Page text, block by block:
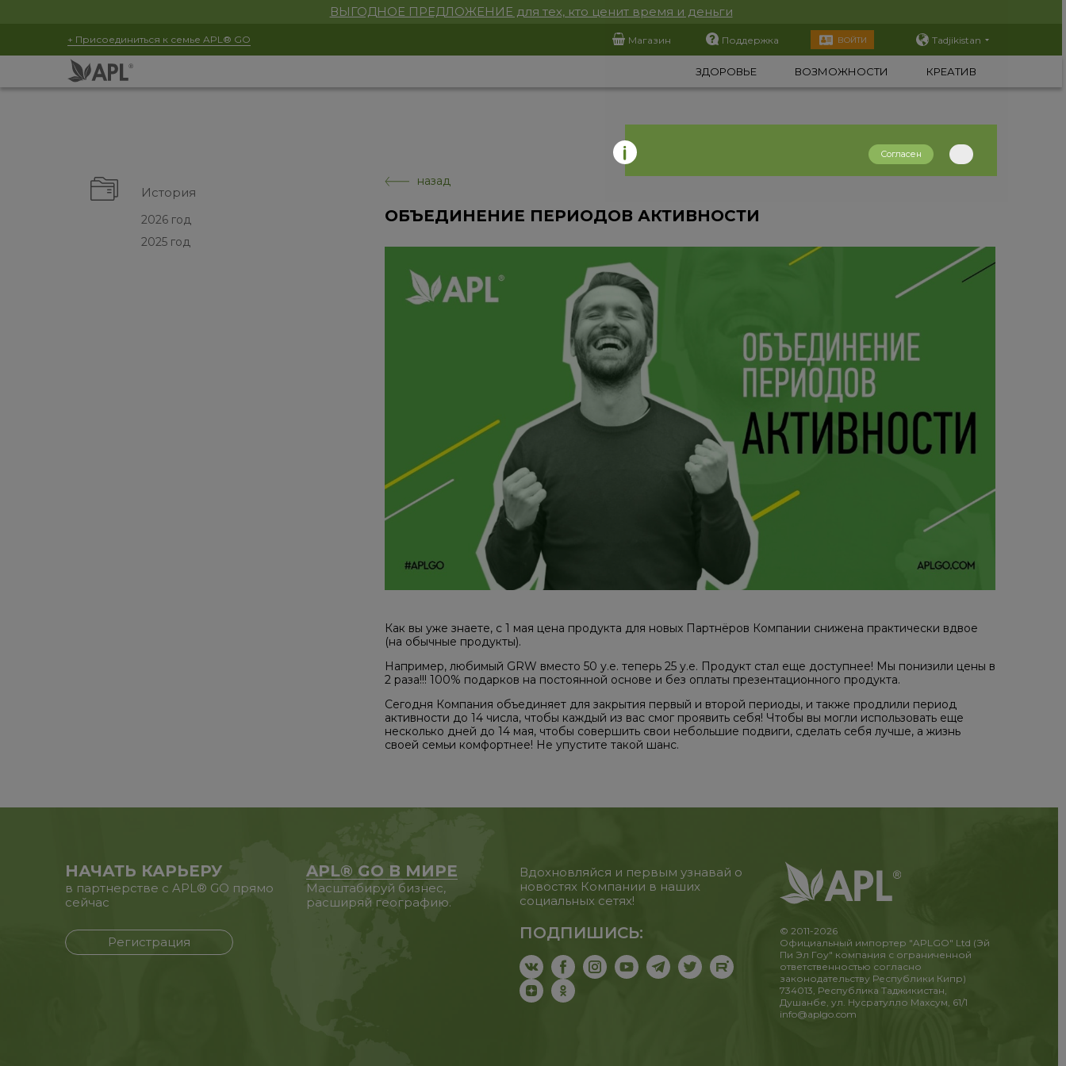
ВЫГОДНОЕ ПРЕДЛОЖЕНИЕ для тех, кто ценит время и деньги
+ Присоединиться к семье APL® GO Магазин Поддержка ВОЙТИ Tadjikistan
ЗДОРОВЬЕ ВОЗМОЖНОСТИ КРЕАТИВ
История
2026 год
2025 год
назад
ОБЪЕДИНЕНИЕ ПЕРИОДОВ АКТИВНОСТИ
Как вы уже знаете, с 1 мая цена продукта для новых Партнёров Компании снижена практически вдвое
(на обычные продукты).
Например, любимый GRW вместо 50 у.е. теперь 25 у.е. Продукт стал еще доступнее! Мы понизили цены в
2 раза!!! 100% подарков на постоянной основе и без оплаты презентационного продукта.
Сегодня Компания объединяет для закрытия первый и второй периоды, и также продлили период
активности до 14 числа, чтобы каждый из вас смог проявить себя! Чтобы вы могли использовать еще
несколько дней до 14 мая, чтобы совершить свои небольшие подвиги, сделать себя лучше, а жизнь
своей семьи комфортнее! Не упустите такой шанс.
НАЧАТЬ КАРЬЕРУ
в партнерстве с APL® GO прямо
сейчас
Регистрация
APL® GO В МИРЕ
Масштабируй бизнес,
расширяй географию.
Вдохновляйся и первым узнавай о
новостях Компании в наших
социальных сетях!
ПОДПИШИСЬ:
© 2011-2026
Официальный импортер "APLGO" Ltd (Эй
Пи Эл Гоу" компания с ограниченной
ответственностью согласно
законодательству Республики Кипр)
734013, Республика Таджикистан,
Душанбе, ул. Нусратулло Махсум, 61/1
info@aplgo.com
Согласен